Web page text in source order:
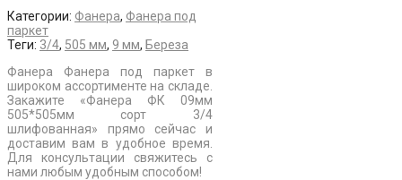
Категории: Фанера, Фанера под
паркет
Теги: 3/4, 505 мм, 9 мм, Береза
Фанера Фанера под паркет в
широком ассортименте на складе.
Закажите «Фанера ФК 09мм
505*505мм сорт 3/4
шлифованная» прямо сейчас и
доставим вам в удобное время.
Для консультации свяжитесь с
нами любым удобным способом!